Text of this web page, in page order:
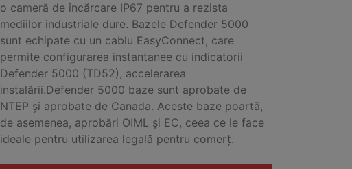
o cameră de încărcare IP67 pentru a rezista
mediilor industriale dure. Bazele Defender 5000
sunt echipate cu un cablu EasyConnect, care
permite configurarea instantanee cu indicatorii
Defender 5000 (TD52), accelerarea
instalării.Defender 5000 baze sunt aprobate de
NTEP și aprobate de Canada. Aceste baze poartă,
de asemenea, aprobări OIML și EC, ceea ce le face
ideale pentru utilizarea legală pentru comerț.